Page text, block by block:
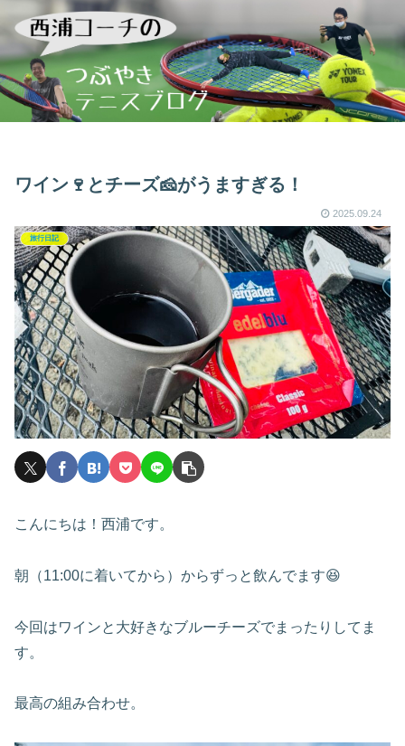
ワイン🍷とチーズ🧀がうますぎる！
2025.09.24
旅行日記
こんにちは！西浦です。
朝（11:00に着いてから）からずっと飲んでます😆
今回はワインと大好きなブルーチーズでまったりしてま
す。
最高の組み合わせ。